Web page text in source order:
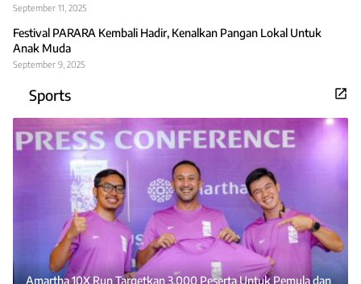
September 11, 2025
Festival PARARA Kembali Hadir, Kenalkan Pangan Lokal Untuk
Anak Muda
September 9, 2025
Sports
Amartha 10X Run Targetkan 3.000 Peserta Untuk Pemula dan